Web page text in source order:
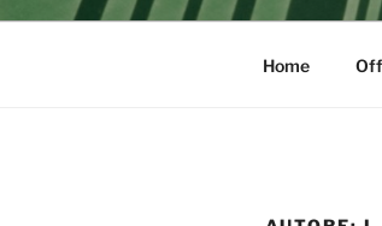
Home